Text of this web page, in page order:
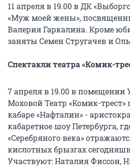
11 апреля в 19.00 в ДК
«Муж моей жены»,
Валерия Гаркалина. Кроме
заняты Семен Стругачев и
Спектакли театра «Комик-
7 апреля в 19.00 в помещении
Моховой Театр «Комик-трест»
кабаре «Нафталин» -
кабаретное шоу Петербурга,
«Серебряного века»
кислотных брызгах
Участвуют: Наталия Фиссон,